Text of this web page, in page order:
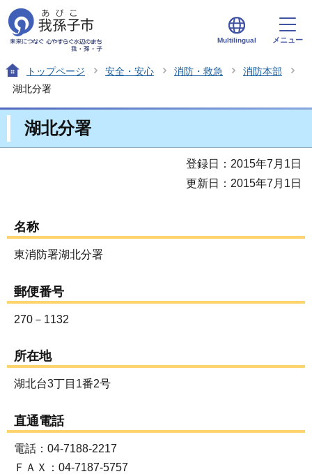
Multilingual メニュー
トップページ 安全・安心 消防・救急
消防本部
湖北分署
湖北分署
登録日：2015年7月1日
更新日：2015年7月1日
名称
東消防署湖北分署
郵便番号
270－1132
所在地
湖北台3丁目1番2号
直通電話
電話：04-7188-2217
ＦＡＸ：04-7187-5757